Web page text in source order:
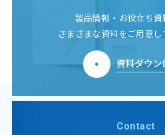
製品情報・お役立ち資
さまざまな資料をご用意し
資料ダウン
Contact